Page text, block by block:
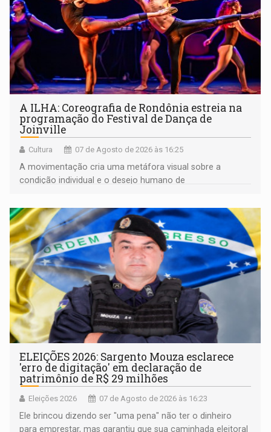
A ILHA: Coreografia de Rondônia estreia na
programação do Festival de Dança de
Joinville
Cultura 07 de Agosto de 2026 às 16:25
A movimentação cria uma metáfora visual sobre a
condição individual e o desejo humano de
ELEIÇÕES 2026: Sargento Mouza esclarece
'erro de digitação' em declaração de
patrimônio de R$ 29 milhões
Eleições 2026 07 de Agosto de 2026 às 16:23
Ele brincou dizendo ser "uma pena" não ter o dinheiro
para emprestar, mas garantiu que sua caminhada eleitoral